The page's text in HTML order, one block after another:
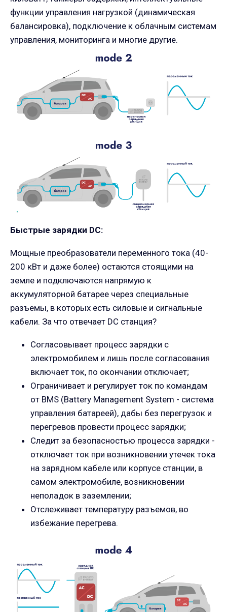
функции управления нагрузкой (динамическая
балансировка), подключение к облачным системам
управления, мониторинга и многие другие.
Быстрые зарядки DC:
Мощные преобразователи переменного тока (40-
200 кВт и даже более) остаются стоящими на
земле и подключаются напрямую к
аккумуляторной батарее через специальные
разъемы, в которых есть силовые и сигнальные
кабели. За что отвечает DC станция?
Согласовывает процесс зарядки с
электромобилем и лишь после согласования
включает ток, по окончании отключает;
Ограничивает и регулирует ток по командам
от BMS (Battery Management System - система
управления батареей), дабы без перегрузок и
перегревов провести процесс зарядки;
Следит за безопасностью процесса зарядки -
отключает ток при возникновении утечек тока
на зарядном кабеле или корпусе станции, в
самом электромобиле, возникновении
неполадок в заземлении;
Отслеживает температуру разъемов, во
избежание перегрева.